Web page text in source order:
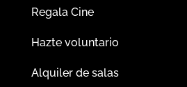
Regala Cine
Hazte voluntario
Alquiler de salas